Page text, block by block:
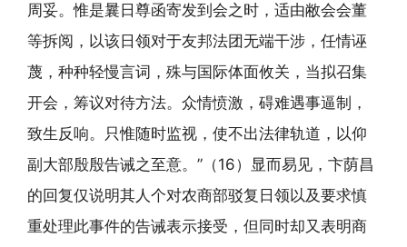
周妥。惟是曩日尊函寄发到会之时，适由敝会会董
等拆阅，以该日领对于友邦法团无端干涉，任情诬
蔑，种种轻慢言词，殊与国际体面攸关，当拟召集
开会，筹议对待方法。众情愤激，碍难遇事逼制，
致生反响。只惟随时监视，使不出法律轨道，以仰
副大部殷殷告诫之至意。”（16）显而易见，卞荫昌
的回复仅说明其人个对农商部驳复日领以及要求慎
重处理此事件的告诫表示接受，但同时却又表明商